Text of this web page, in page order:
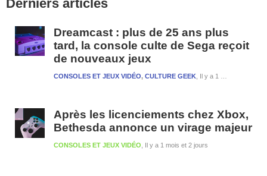
latérale
Derniers articles
Dreamcast : plus de 25 ans plus
tard, la console culte de Sega reçoit
de nouveaux jeux
Il y a 1 semaine et 3 jours
CONSOLES ET JEUX VIDÉO, CULTURE GEEK
Après les licenciements chez Xbox,
Bethesda annonce un virage majeur
Il y a 1 mois et 2 jours
CONSOLES ET JEUX VIDÉO